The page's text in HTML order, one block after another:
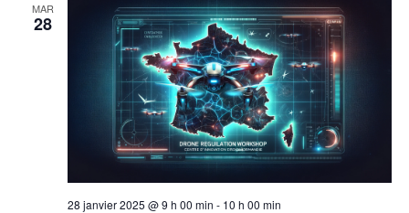
MAR
28
28 janvier 2025 @ 9 h 00 min - 10 h 00 min